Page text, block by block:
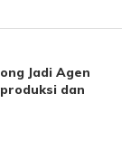
Jadi Agen
dan